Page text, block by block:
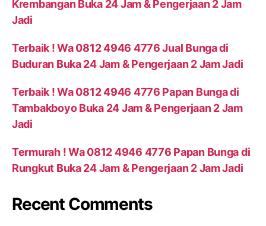
Krembangan Buka 24 Jam & Pengerjaan 2 Jam
Jadi
Terbaik ! Wa 0812 4946 4776 Jual Bunga di
Buduran Buka 24 Jam & Pengerjaan 2 Jam Jadi
Terbaik ! Wa 0812 4946 4776 Papan Bunga di
Tambakboyo Buka 24 Jam & Pengerjaan 2 Jam
Jadi
Termurah ! Wa 0812 4946 4776 Papan Bunga di
Rungkut Buka 24 Jam & Pengerjaan 2 Jam Jadi
Recent Comments